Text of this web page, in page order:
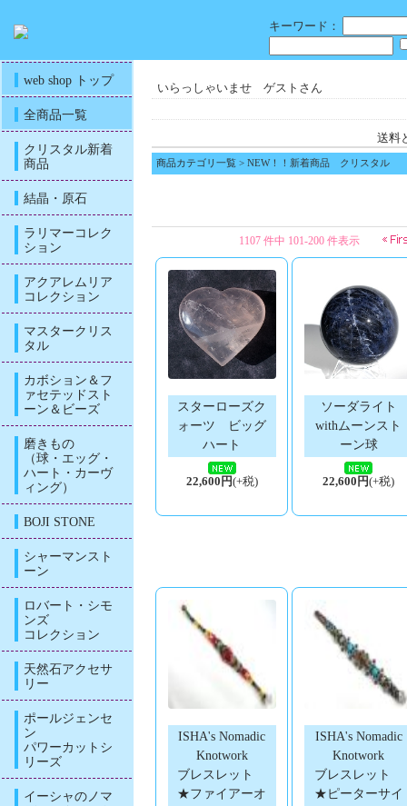
キーワード：
web shop トップ
全商品一覧
クリスタル新着
商品
結晶・原石
ラリマーコレク
ション
アクアレムリア
コレクション
マスタークリス
タル
カボション＆フ
ァセテッドスト
ーン＆ビーズ
磨きもの
（球・エッグ・
ハート・カーヴ
ィング）
BOJI STONE
シャーマンスト
ーン
ロバート・シモ
ンズ
コレクション
天然石アクセサ
リー
ポールジェンセ
ン
パワーカットシ
リーズ
イーシャのノマ
いらっしゃいませ ゲストさん
送料
商品カテゴリ一覧 > NEW！！新着商品 クリスタル
1107 件中 101-200 件表示
スターローズク
ォーツ ビッグ
ハート
22,600円(+税)
ソーダライト
withムーンスト
ーン球
22,600円(+税)
ISHA's Nomadic
Knotwork
ブレスレット
★ファイアーオ
ISHA's Nomadic
Knotwork
ブレスレット
★ピーターサイ